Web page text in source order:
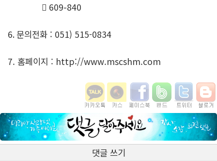
󰂕 609-840
6. 문의전화 : 051) 515-0834
7. 홈페이지 : http://www.mscshm.com
댓글 쓰기